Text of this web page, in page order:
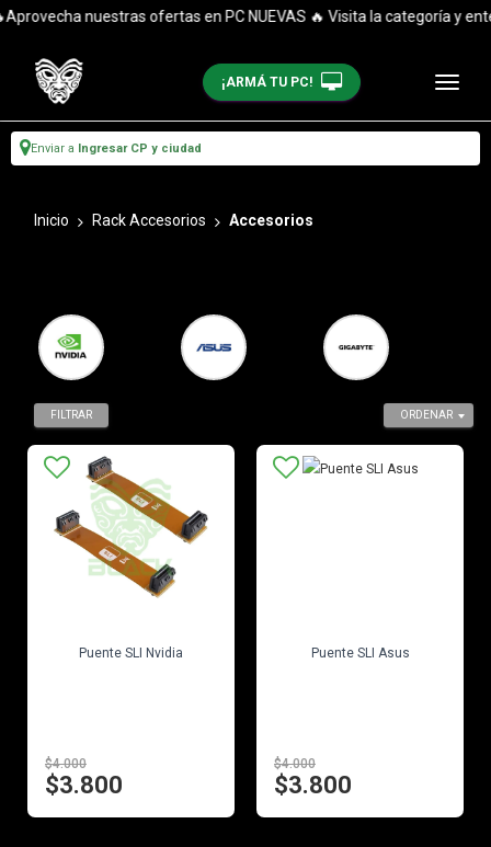
nuestras ofertas en PC NUEVAS 🔥 Visita la categoría y
¡ARMÁ TU PC!
Enviar a Ingresar CP y ciudad
Inicio Rack Accesorios Accesorios
ORDENAR
FILTRAR
Puente SLI Nvidia
$4.000
$3.800
Puente SLI Asus
$4.000
$3.800